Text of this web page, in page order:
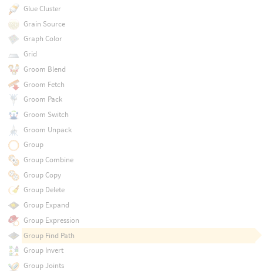
Glue Cluster
Grain Source
Graph Color
Grid
Groom Blend
Groom Fetch
Groom Pack
Groom Switch
Groom Unpack
Group
Group Combine
Group Copy
Group Delete
Group Expand
Group Expression
Group Find Path
Group Invert
Group Joints